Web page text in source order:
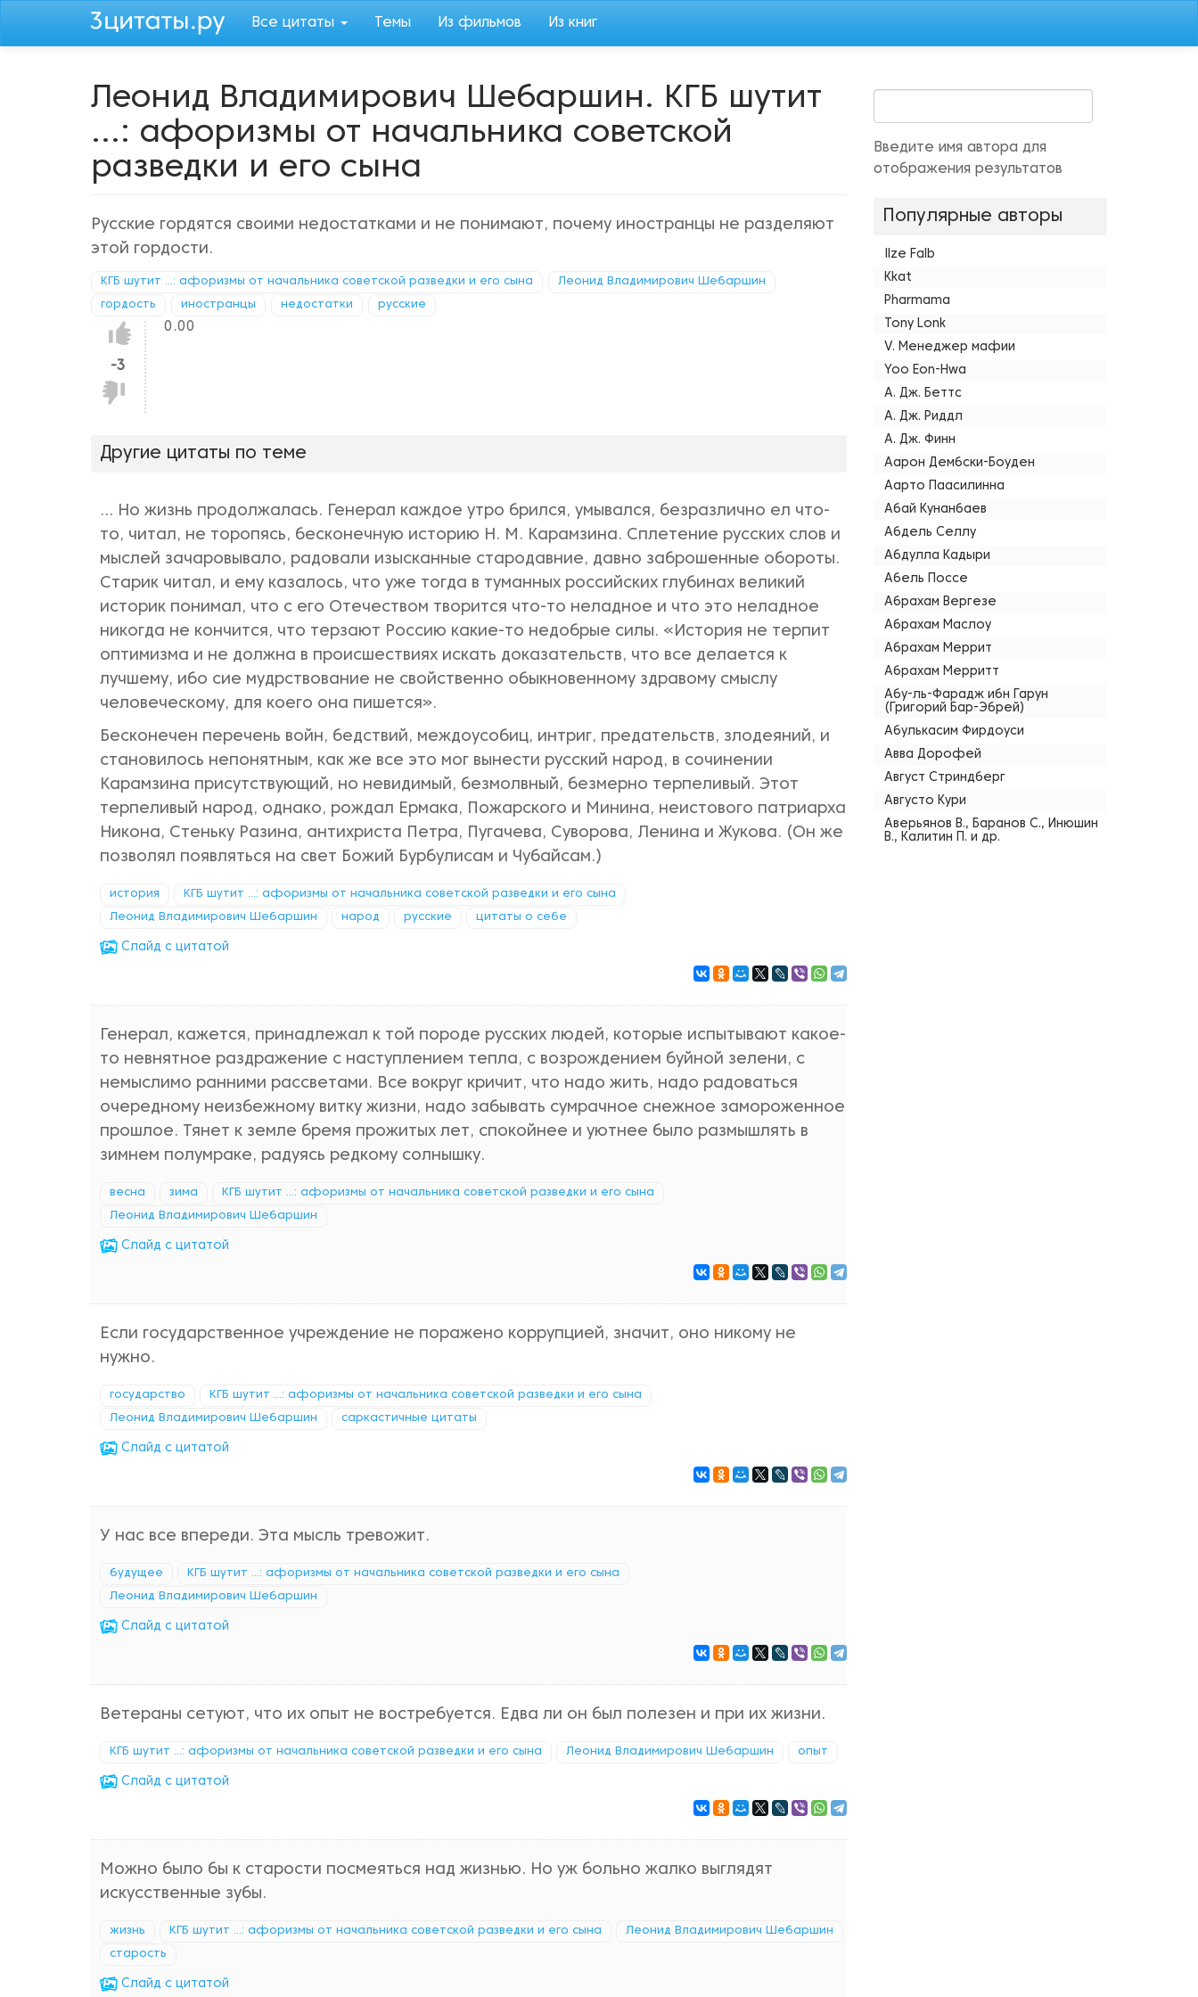
Все цитаты Темы Из фильмов Из книг
Леонид Владимирович Шебаршин. КГБ шутит
...: афоризмы от начальника советской
разведки и его сына
Русские гордятся своими недостатками и не понимают, почему иностранцы не разделяют
этой гордости.
КГБ шутит ...: афоризмы от начальника советской разведки и его сына Леонид Владимирович Шебаршин
гордость иностранцы недостатки русские
Нравится!
-3
Не
нравится!
0.00
Другие цитаты по теме
... Но жизнь продолжалась. Генерал каждое утро брился, умывался, безразлично ел что-
то, читал, не торопясь, бесконечную историю Н. М. Карамзина. Сплетение русских слов и
мыслей зачаровывало, радовали изысканные стародавние, давно заброшенные обороты.
Старик читал, и ему казалось, что уже тогда в туманных российских глубинах великий
историк понимал, что с его Отечеством творится что-то неладное и что это неладное
никогда не кончится, что терзают Россию какие-то недобрые силы. «История не терпит
оптимизма и не должна в происшествиях искать доказательств, что все делается к
лучшему, ибо сие мудрствование не свойственно обыкновенному здравому смыслу
человеческому, для коего она пишется».
Бесконечен перечень войн, бедствий, междоусобиц, интриг, предательств, злодеяний, и
становилось непонятным, как же все это мог вынести русский народ, в сочинении
Карамзина присутствующий, но невидимый, безмолвный, безмерно терпеливый. Этот
терпеливый народ, однако, рождал Ермака, Пожарского и Минина, неистового патриарха
Никона, Стеньку Разина, антихриста Петра, Пугачева, Суворова, Ленина и Жукова. (Он же
позволял появляться на свет Божий Бурбулисам и Чубайсам.)
история КГБ шутит ...: афоризмы от начальника советской разведки и его сына
Леонид Владимирович Шебаршин народ русские цитаты о себе
Cлайд с цитатой
Генерал, кажется, принадлежал к той породе русских людей, которые испытывают какое-
то невнятное раздражение с наступлением тепла, с возрождением буйной зелени, с
немыслимо ранними рассветами. Все вокруг кричит, что надо жить, надо радоваться
очередному неизбежному витку жизни, надо забывать сумрачное снежное замороженное
прошлое. Тянет к земле бремя прожитых лет, спокойнее и уютнее было размышлять в
зимнем полумраке, радуясь редкому солнышку.
весна зима КГБ шутит ...: афоризмы от начальника советской разведки и его сына
Леонид Владимирович Шебаршин
Cлайд с цитатой
Если государственное учреждение не поражено коррупцией, значит, оно никому не
нужно.
государство КГБ шутит ...: афоризмы от начальника советской разведки и его сына
Леонид Владимирович Шебаршин саркастичные цитаты
Cлайд с цитатой
У нас все впереди. Эта мысль тревожит.
будущее КГБ шутит ...: афоризмы от начальника советской разведки и его сына
Леонид Владимирович Шебаршин
Cлайд с цитатой
Ветераны сетуют, что их опыт не востребуется. Едва ли он был полезен и при их жизни.
КГБ шутит ...: афоризмы от начальника советской разведки и его сына Леонид Владимирович Шебаршин опыт
Cлайд с цитатой
Можно было бы к старости посмеяться над жизнью. Но уж больно жалко выглядят
искусственные зубы.
жизнь КГБ шутит ...: афоризмы от начальника советской разведки и его сына Леонид Владимирович Шебаршин
старость
Cлайд с цитатой
Введите имя автора для
отображения результатов
Популярные авторы
Ilze Falb
Kkat
Pharmama
Tony Lonk
V. Менеджер мафии
Yoo Eon-Hwa
А. Дж. Беттс
А. Дж. Риддл
А. Дж. Финн
Аарон Дембски-Боуден
Аарто Паасилинна
Абай Кунанбаев
Абдель Селлу
Абдулла Кадыри
Абель Поссе
Абрахам Вергезе
Абрахам Маслоу
Абрахам Меррит
Абрахам Мерритт
Абу-ль-Фарадж ибн Гарун
(Григорий Бар-Эбрей)
Абулькасим Фирдоуси
Авва Дорофей
Август Стриндберг
Августо Кури
Аверьянов В., Баранов С., Инюшин
В., Калитин П. и др.